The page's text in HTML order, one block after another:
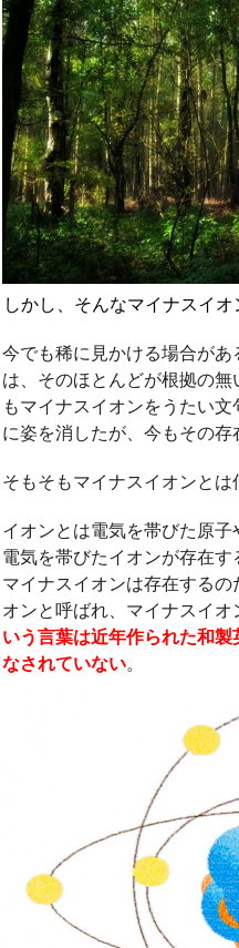
しかし、そんなマイナスイ
今でも稀に見かける場合が
は、そのほとんどが根拠の
もマイナスイオンをうたい
に姿を消したが、今もその
そもそもマイナスイオンとは
イオンとは電気を帯びた原
電気を帯びたイオンが存在
マイナスイオンは存在する
オンと呼ばれ、マイナスイ
いう言葉は近年作られた和
なされていない。